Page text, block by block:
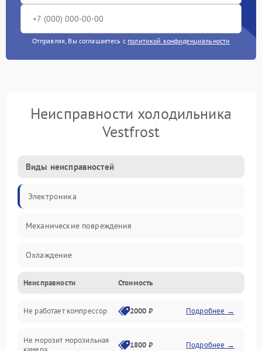
Отправляя, Вы соглашаетесь с политикой конфиденциальности
Неисправности холодильника
Vestfrost
Виды неисправностей
Электроника
Механические повреждения
Охлаждение
Механика
Электропитание
Дренаж
Неисправности Стоимость
Не работает компрессор 2000 ₽ Подробнее →
Не морозит морозильная
1800 ₽ Подробнее →